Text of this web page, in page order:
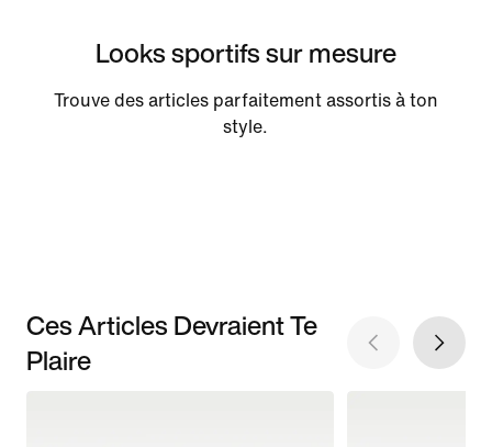
Looks sportifs sur mesure
Trouve des articles parfaitement assortis à ton
style.
Ces Articles Devraient Te
Plaire